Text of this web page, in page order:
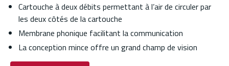
Cartouche à deux débits permettant à l’air de circuler par
les deux côtés de la cartouche
Membrane phonique facilitant la communication
La conception mince offre un grand champ de vision